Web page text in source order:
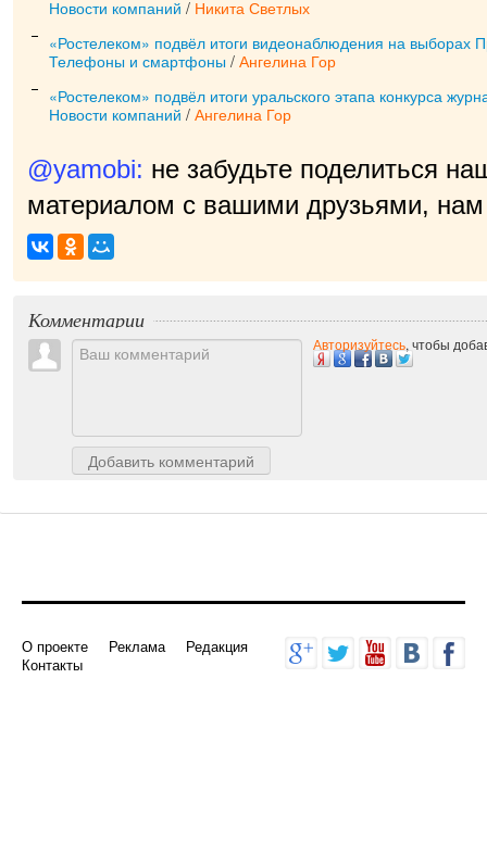
Новости компаний / Никита Светлых
«Ростелеком» подвёл итоги видеонаблюдения на выборах
Телефоны и смартфоны / Ангелина Гор
«Ростелеком» подвёл итоги уральского этапа конкурса
Новости компаний / Ангелина Гор
@yamobi: не забудьте поделиться
материалом с вашими друзьями,
Комментарии
Добавить комментарий
Авторизуйтесь, чтобы
О проекте Реклама
Редакция
Контакты